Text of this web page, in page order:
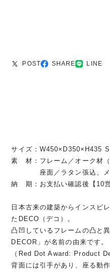
POST SHARE LINE
サイズ：W450×D350×H435
素 材：フレーム／オーク材
座面／ラタン張込、メ
納 期：お支払い確認後【10営
日本古来の建築からインスピ
たDECO（デコ）。
凸凹しているフレームの凸と
DECOR」が名前の由来です。
（Red Dot Award: Product
背面には引手があり、座る動